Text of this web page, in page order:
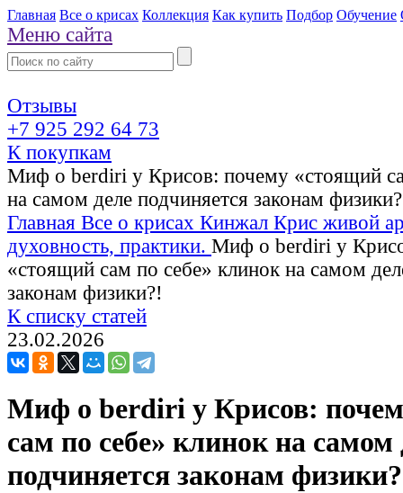
Главная Все о крисах Коллекция Как купить Подбор Обучение
Меню сайта
Отзывы
+7 925 292 64 73
К покупкам
Миф о berdiri у Крисов: почему «стоящий
на самом деле подчиняется законам
Главная Все о крисах Кинжал Крис живой
духовность, практики. Миф о berdiri у
«стоящий сам по себе» клинок на самом
законам физики?!
К списку статей
23.02.2026
Миф о berdiri у Крисов:
сам по себе» клинок на самом
подчиняется законам